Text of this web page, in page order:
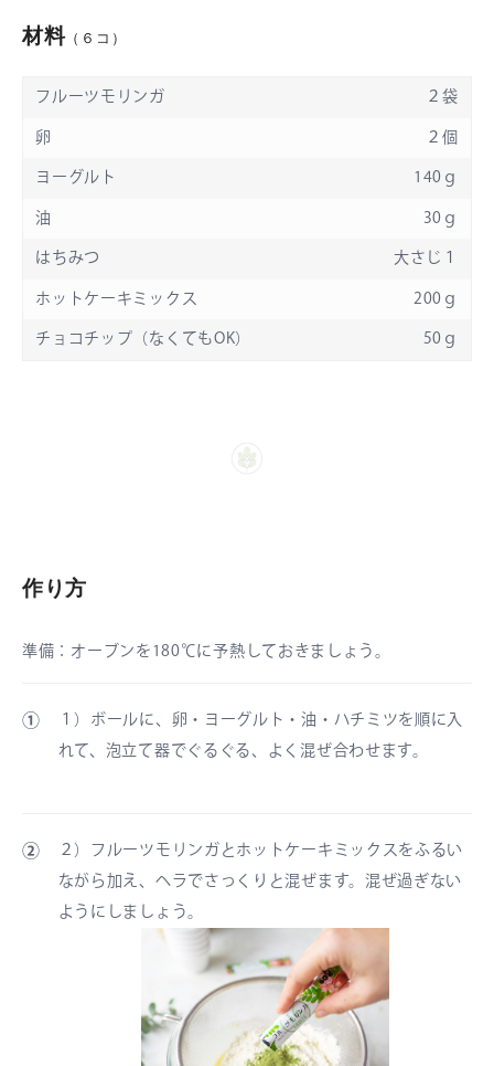
材料（６コ）
フルーツモリンガ ２袋
卵
２個
ヨーグルト
140 ｇ
油
30 ｇ
はちみつ
大さじ１
ホットケーキミックス
200 ｇ
チョコチップ（なくてもOK）
50 ｇ
作り方
準備： オーブンを180℃に予熱しておきましょう。
①
１）ボールに、卵・ヨーグルト・油・ハチミツを順に入
れて、泡立て器でぐるぐる、よく混ぜ合わせます。
②
２）フルーツモリンガとホットケーキミックスをふるい
ながら加え、ヘラでさっくりと混ぜます。混ぜ過ぎない
ようにしましょう。